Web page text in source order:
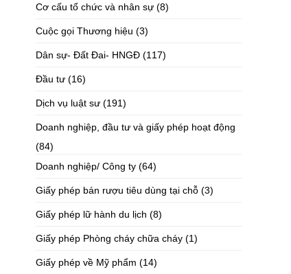
Cơ cấu tổ chức và nhân sự (8)
Cuộc gọi Thương hiệu (3)
Dân sự- Đất Đai- HNGĐ (117)
Đầu tư (16)
Dịch vụ luật sư (191)
Doanh nghiệp, đầu tư và giấy phép hoạt động
(84)
Doanh nghiệp/ Công ty (64)
Giấy phép bán rượu tiêu dùng tại chỗ (3)
Giấy phép lữ hành du lịch (8)
Giấy phép Phòng cháy chữa cháy (1)
Giấy phép về Mỹ phẩm (14)